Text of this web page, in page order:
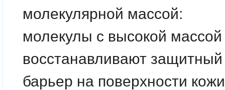
молекулярной массой:
молекулы с высокой массой
восстанавливают защитный
барьер на поверхности